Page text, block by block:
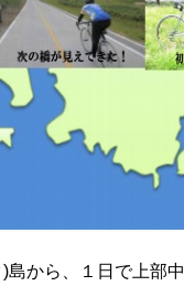
島から、１日で上部